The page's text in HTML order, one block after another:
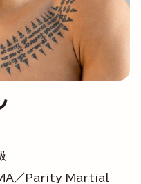
／Parity Martial